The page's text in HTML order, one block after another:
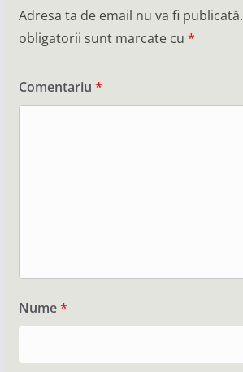
Adresa ta de email nu va fi publicată.
obligatorii sunt marcate cu *
Comentariu *
Nume*